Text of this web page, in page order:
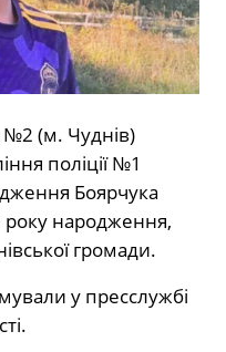
№2 (м. Чуднів)
поліції №1
Боярчука
народження,
громади.
у пресслужбі